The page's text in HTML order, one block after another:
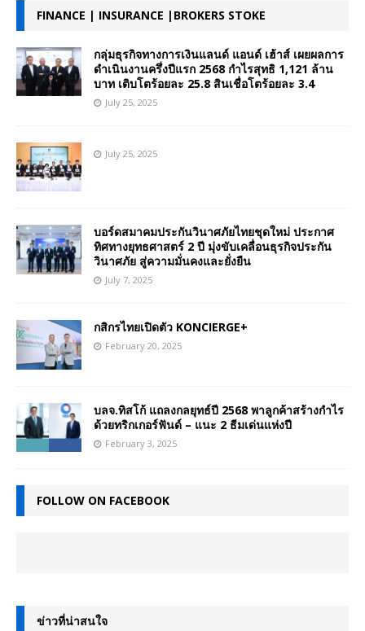
FINANCE | INSURANCE |BROKERS STOKE
กลุ่มธุรกิจทางการเงินแลนด์ แอนด์ เฮ้าส์ เผยผลการ
ดำเนินงานครึ่งปีแรก 2568 กำไรสุทธิ 1,121 ล้าน
บาท เติบโตร้อยละ 25.8 สินเชื่อโตร้อยละ 3.4
July 25, 2025
July 25, 2025
บอร์ดสมาคมประกันวินาศภัยไทยชุดใหม่ ประกาศ
ทิศทางยุทธศาสตร์ 2 ปี มุ่งขับเคลื่อนธุรกิจประกัน
วินาศภัย สู่ความมั่นคงและยั่งยืน
July 7, 2025
กสิกรไทยเปิดตัว KONCIERGE+
February 20, 2025
บลจ.ทิสโก้ แถลงกลยุทธ์ปี 2568 พาลูกค้าสร้างกำไร
ด้วยทริกเกอร์ฟันด์ – แนะ 2 ธีมเด่นแห่งปี
February 3, 2025
FOLLOW ON FACEBOOK
ข่าวที่น่าสนใจ